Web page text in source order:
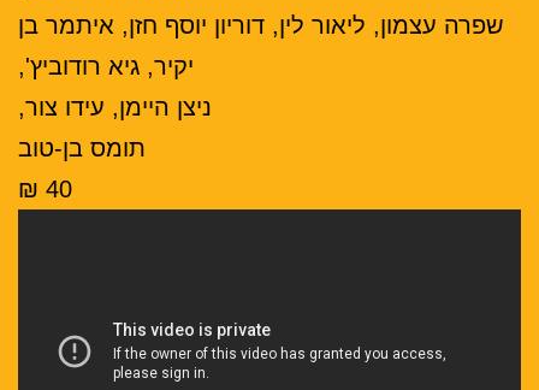
שפרה עצמון, ליאור לין, דוריון יוסף חזן, איתמר בן
יקיר, גיא רודוביץ',
ניצן היימן, עידו צור,
תומס בן-טוב
40 ₪